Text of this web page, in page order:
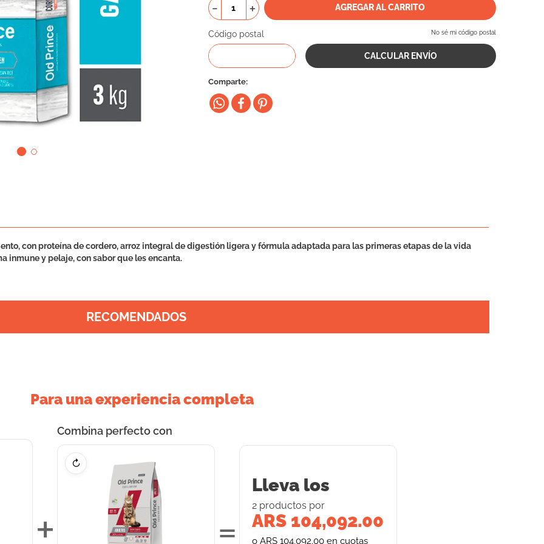
＋
－ AGREGAR AL CARRITO
Código postal No sé mi código postal
Comparte
con proteína de cordero, arroz integral de digestión ligera y fórmula adaptada para las primeras etapas de la vida
inmune y pelaje, con sabor que les encanta.
RECOMENDADOS
Para una experiencia completa
+
Combina perfecto con
↻
=
Lleva los
2 productos por
ARS 104,092.00
o ARS 104,092.00 en cuotas